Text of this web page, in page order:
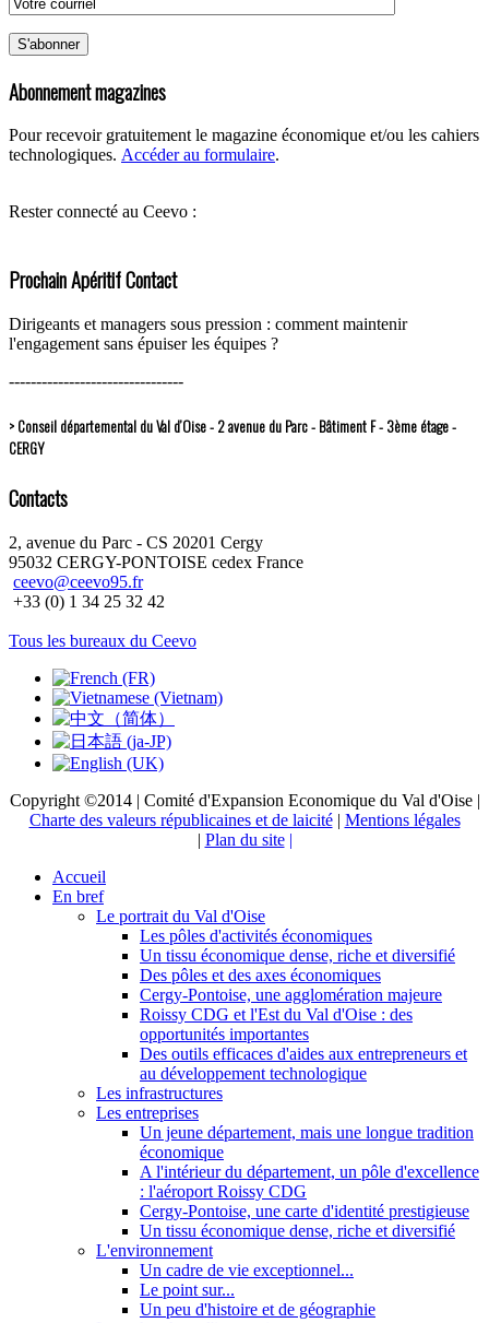
Abonnement magazines
Pour recevoir gratuitement le magazine économique et/ou les cahiers
technologiques. Accéder au formulaire.
Rester connecté au Ceevo :
Prochain Apéritif Contact
Dirigeants et managers sous pression : comment maintenir
l'engagement sans épuiser les équipes ?
--------------------------------
> Conseil départemental du Val d’Oise - 2 avenue du Parc - Bâtiment F - 3ème étage -
CERGY
Contacts
2, avenue du Parc - CS 20201 Cergy
95032 CERGY-PONTOISE cedex France
ceevo@ceevo95.fr
+33 (0) 1 34 25 32 42
Tous les bureaux du Ceevo
Copyright ©2014 | Comité d'Expansion Economique du Val d'Oise |
Charte des valeurs républicaines et de laicité| Mentions légales
| Plan du site |
Accueil
En bref
Le portrait du Val d'Oise
Les pôles d'activités économiques
Un tissu économique dense, riche et diversifié
Des pôles et des axes économiques
Cergy-Pontoise, une agglomération majeure
Roissy CDG et l'Est du Val d'Oise : des
opportunités importantes
Des outils efficaces d'aides aux entrepreneurs et
au développement technologique
Les infrastructures
Les entreprises
Un jeune département, mais une longue tradition
économique
A l'intérieur du département, un pôle d'excellence
: l'aéroport Roissy CDG
Cergy-Pontoise, une carte d'identité prestigieuse
Un tissu économique dense, riche et diversifié
L'environnement
Un cadre de vie exceptionnel...
Le point sur...
Un peu d'histoire et de géographie